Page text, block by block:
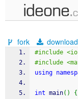
samples
recent
sign in
fork download
#include
#include
using
int main( )
{